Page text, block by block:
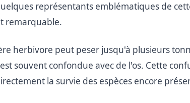
représentants emblématiques de
remarquable.
herbivore peut peser jusqu'à plusieurs
souvent confondue avec de l'os. Cette
la survie des espèces encore